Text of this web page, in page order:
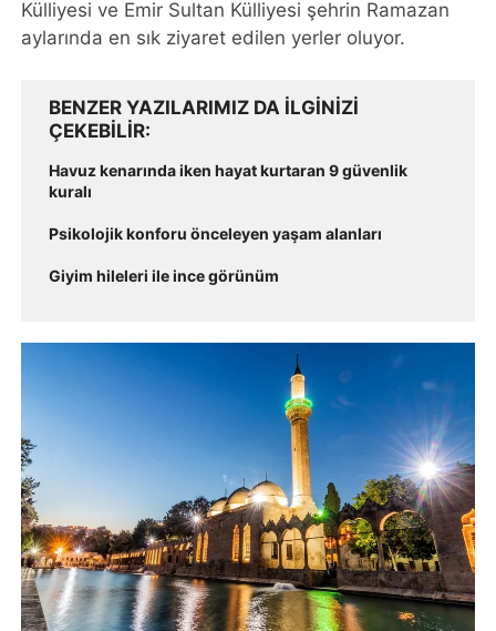
Külliyesi ve Emir Sultan Külliyesi şehrin Ramazan
aylarında en sık ziyaret edilen yerler oluyor.
BENZER YAZILARIMIZ DA ILGINIZI
ÇEKEBILIR
Havuz kenarında iken hayat kurtaran 9 güvenlik
kuralı
Psikolojik konforu önceleyen yaşam alanları
Giyim hileleri ile ince görünüm